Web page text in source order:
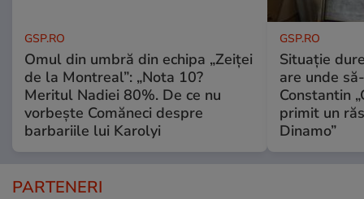
GSP.RO
Omul din umbră din echipa „Zeiței
de la Montreal”: „Nota 10?
Meritul Nadiei 80%. De ce nu
vorbește Comăneci despre
barbariile lui Karolyi
GSP.RO
Situație
are unde
Constantin
primit un
Dinamo”
PARTENERI